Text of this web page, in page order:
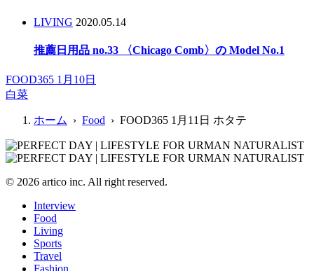
LIVING 2020.05.14
推薦日用品 no.33 〈Chicago Comb〉の Model No.1
FOOD365 1月10日
白菜
ホーム › Food › FOOD365 1月11日 ホタテ
© 2026 artico inc. All right reserved.
Interview
Food
Living
Sports
Travel